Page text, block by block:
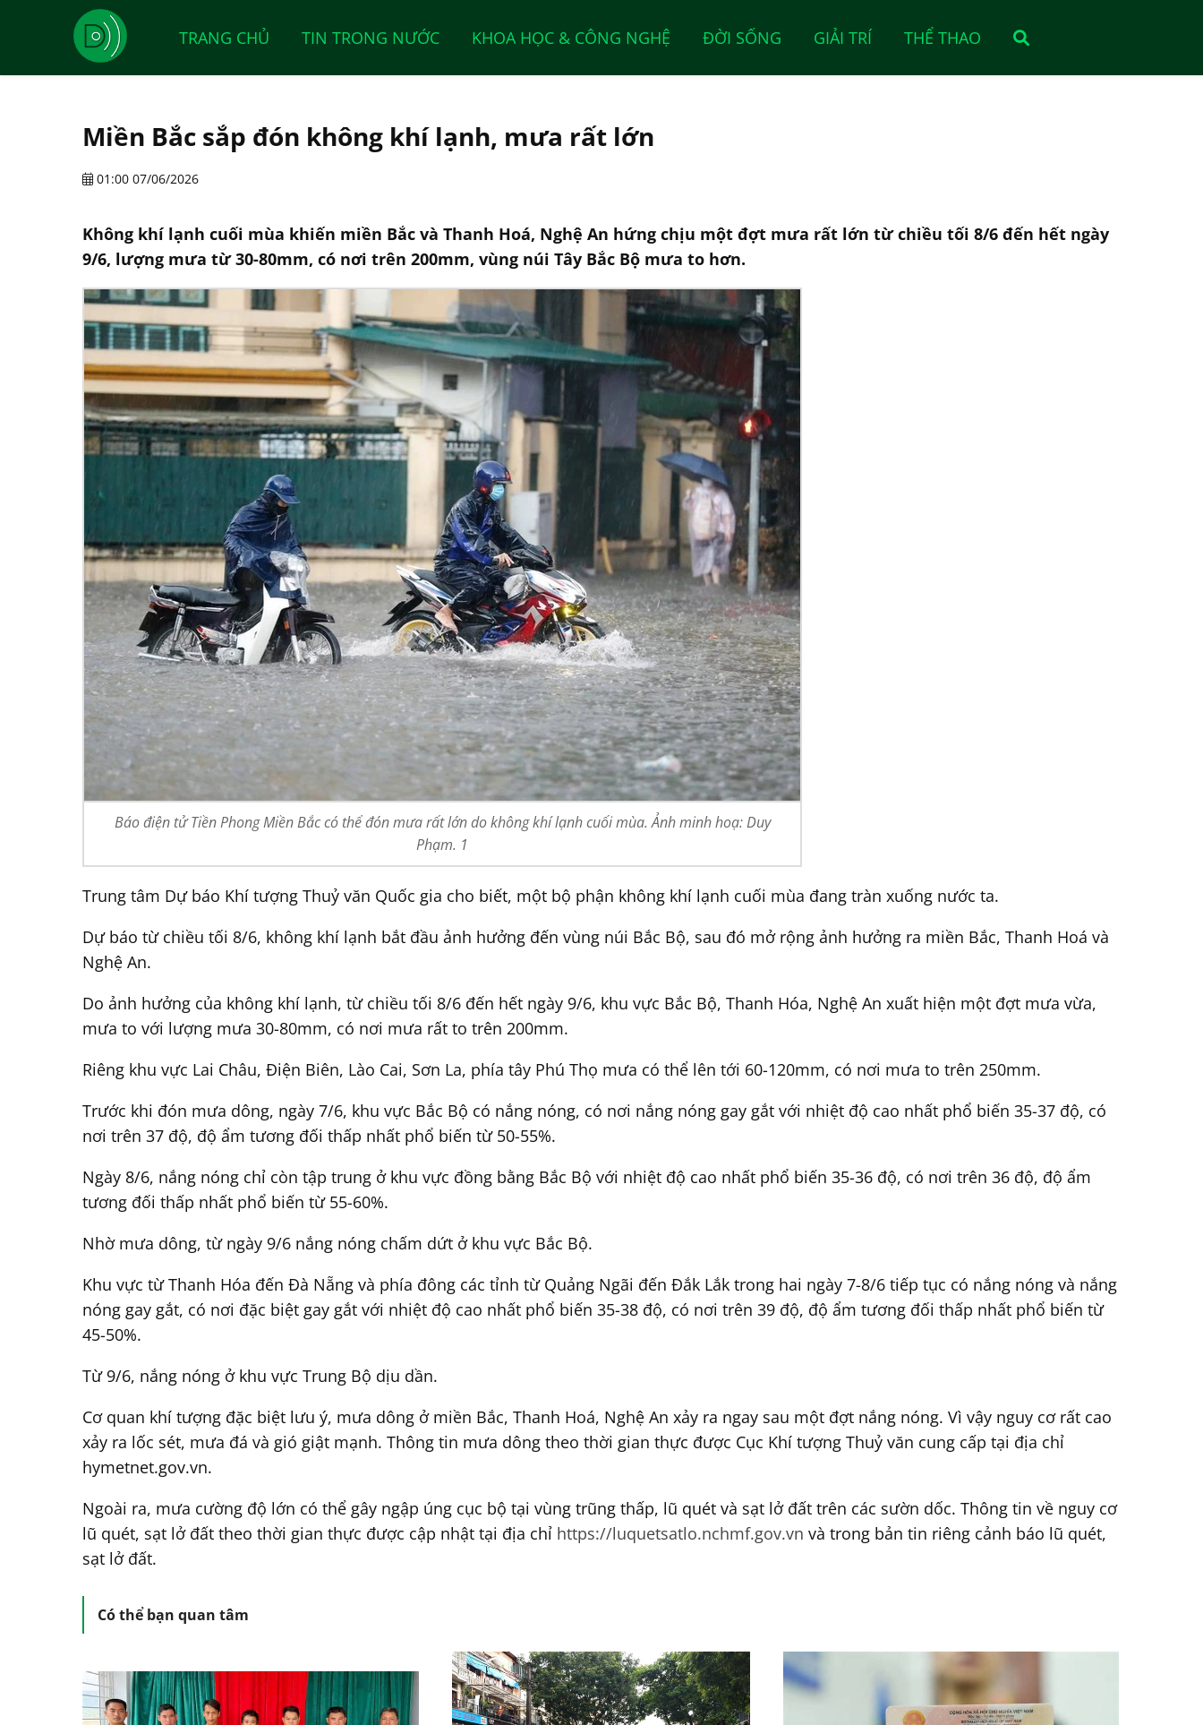
TRANG CHỦ TIN TRONG NƯỚC KHOA HỌC & CÔNG NGHỆ ĐỜI SỐNG GIẢI TRÍ THỂ THAO
Miền Bắc sắp đón không khí lạnh, mưa rất lớn
01:00 07/06/2026
Không khí lạnh cuối mùa khiến miền Bắc và Thanh Hoá, Nghệ An hứng chịu một đợt mưa rất lớn từ chiều tối 8/6 đến hết ngày
9/6, lượng mưa từ 30-80mm, có nơi trên 200mm, vùng núi Tây Bắc Bộ mưa to hơn.
Báo điện tử Tiền Phong Miền Bắc có thể đón mưa rất lớn do không khí lạnh cuối mùa. Ảnh minh hoạ: Duy
Phạm. 1
Trung tâm Dự báo Khí tượng Thuỷ văn Quốc gia cho biết, một bộ phận không khí lạnh cuối mùa đang tràn xuống nước ta.
Dự báo từ chiều tối 8/6, không khí lạnh bắt đầu ảnh hưởng đến vùng núi Bắc Bộ, sau đó mở rộng ảnh hưởng ra miền Bắc, Thanh Hoá và
Nghệ An.
Do ảnh hưởng của không khí lạnh, từ chiều tối 8/6 đến hết ngày 9/6, khu vực Bắc Bộ, Thanh Hóa, Nghệ An xuất hiện một đợt mưa vừa,
mưa to với lượng mưa 30-80mm, có nơi mưa rất to trên 200mm.
Riêng khu vực Lai Châu, Điện Biên, Lào Cai, Sơn La, phía tây Phú Thọ mưa có thể lên tới 60-120mm, có nơi mưa to trên 250mm.
Trước khi đón mưa dông, ngày 7/6, khu vực Bắc Bộ có nắng nóng, có nơi nắng nóng gay gắt với nhiệt độ cao nhất phổ biến 35-37 độ, có
nơi trên 37 độ, độ ẩm tương đối thấp nhất phổ biến từ 50-55%.
Ngày 8/6, nắng nóng chỉ còn tập trung ở khu vực đồng bằng Bắc Bộ với nhiệt độ cao nhất phổ biến 35-36 độ, có nơi trên 36 độ, độ ẩm
tương đối thấp nhất phổ biến từ 55-60%.
Nhờ mưa dông, từ ngày 9/6 nắng nóng chấm dứt ở khu vực Bắc Bộ.
Khu vực từ Thanh Hóa đến Đà Nẵng và phía đông các tỉnh từ Quảng Ngãi đến Đắk Lắk trong hai ngày 7-8/6 tiếp tục có nắng nóng và nắng
nóng gay gắt, có nơi đặc biệt gay gắt với nhiệt độ cao nhất phổ biến 35-38 độ, có nơi trên 39 độ, độ ẩm tương đối thấp nhất phổ biến từ
45-50%.
Từ 9/6, nắng nóng ở khu vực Trung Bộ dịu dần.
Cơ quan khí tượng đặc biệt lưu ý, mưa dông ở miền Bắc, Thanh Hoá, Nghệ An xảy ra ngay sau một đợt nắng nóng. Vì vậy nguy cơ rất cao
xảy ra lốc sét, mưa đá và gió giật mạnh. Thông tin mưa dông theo thời gian thực được Cục Khí tượng Thuỷ văn cung cấp tại địa chỉ
hymetnet.gov.vn.
Ngoài ra, mưa cường độ lớn có thể gây ngập úng cục bộ tại vùng trũng thấp, lũ quét và sạt lở đất trên các sườn dốc. Thông tin về nguy cơ
lũ quét, sạt lở đất theo thời gian thực được cập nhật tại địa chỉ https://luquetsatlo.nchmf.gov.vn và trong bản tin riêng cảnh báo lũ quét,
sạt lở đất.
Có thể bạn quan tâm